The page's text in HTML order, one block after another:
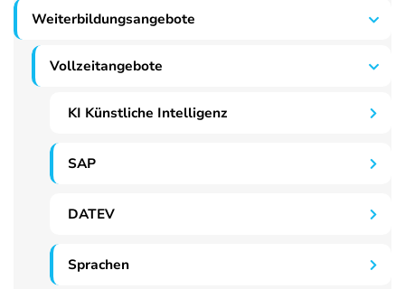
Weiterbildungsangebote
Vollzeitangebote
KI Künstliche Intelligenz
SAP
DATEV
Sprachen